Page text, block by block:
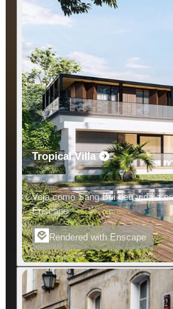
Tropical Villa
Veja como Sang Bui deu vida a
Enscape.
Rendered with Enscape